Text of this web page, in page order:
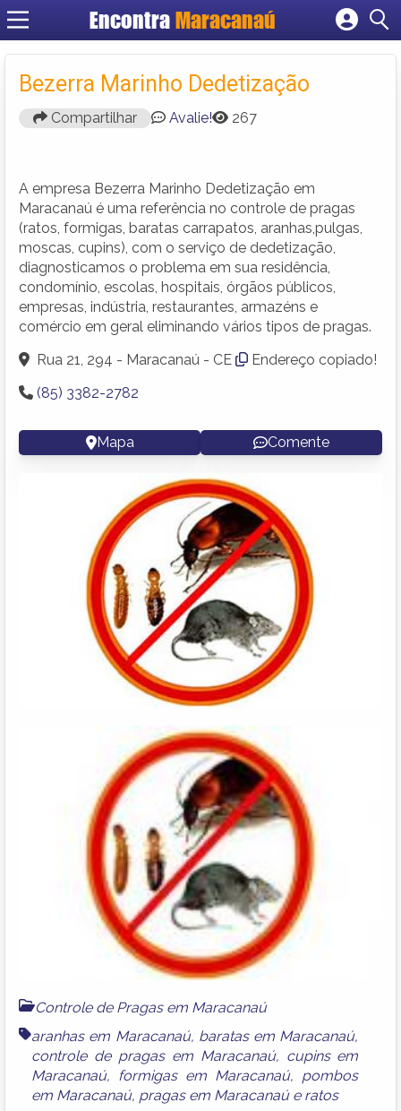
Encontra Maracanaú
Cadastrar empresa
Criar conta
Bezerra Marinho Dedetização
Compartilhar Avalie! 267
A empresa Bezerra Marinho Dedetização em
Maracanaú é uma referência no controle de pragas
(ratos, formigas, baratas carrapatos, aranhas,pulgas,
moscas, cupins), com o serviço de dedetização,
diagnosticamos o problema em sua residência,
condomínio, escolas, hospitais, órgãos públicos,
empresas, indústria, restaurantes, armazéns e
comércio em geral eliminando vários tipos de pragas.
Rua 21, 294 - Maracanaú - CE
Endereço copiado!
(85) 3382-2782
Mapa Comente
Controle de Pragas em Maracanaú
aranhas em Maracanaú, baratas em Maracanaú,
controle de pragas em Maracanaú, cupins em
Maracanaú, formigas em Maracanaú, pombos
em Maracanaú, pragas em Maracanaúe ratos